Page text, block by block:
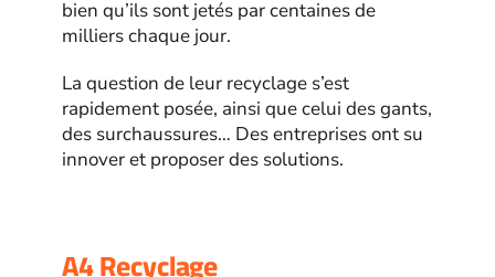
bien qu’ils sont jetés par centaines de
milliers chaque jour.
La question de leur recyclage s’est
rapidement posée, ainsi que celui des gants,
des surchaussures… Des entreprises ont su
innover et proposer des solutions.
A4 Recyclage